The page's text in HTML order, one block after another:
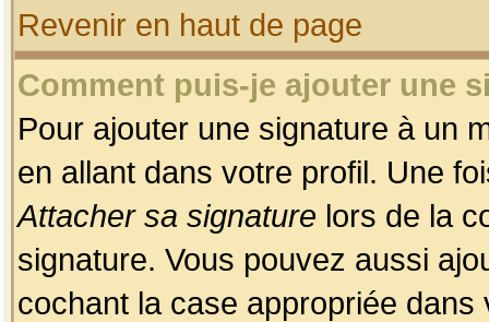
Revenir en haut de page
Comment puis-je ajouter une
Pour ajouter une signature à un
en allant dans votre profil. Une
Attacher sa signature lors de la
signature. Vous pouvez aussi
cochant la case appropriée